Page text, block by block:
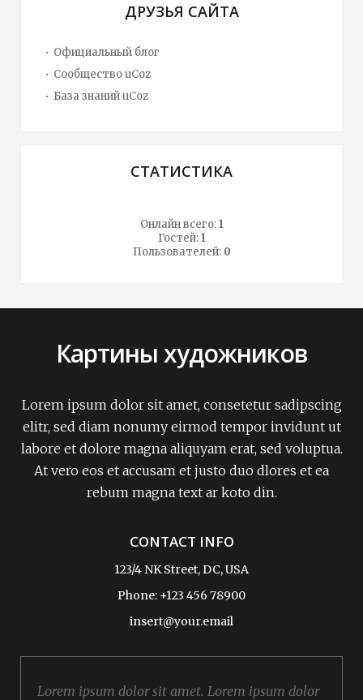
ДРУЗЬЯ САЙТА
Официальный блог
Сообщество uCoz
База знаний uCoz
СТАТИСТИКА
Онлайн всего:1
Гостей:1
Пользователей: 0
Картины художников
Lorem ipsum dolor sit amet, consetetur sadipscing
elitr, sed diam nonumy eirmod tempor invidunt ut
labore et dolore magna aliquyam erat, sed voluptua.
At vero eos et accusam et justo duo dlores et ea
rebum magna text ar koto din.
CONTACT INFO
123/4 NK Street, DC, USA
Phone: +123 456 78900
insert@your.email
Lorem ipsum dolor sit amet. Lorem ipsum dolor